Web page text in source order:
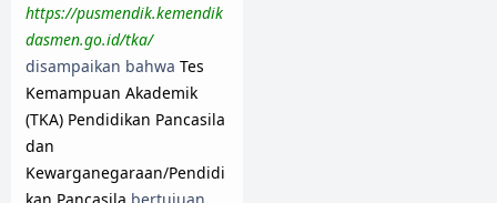
https://pusmendik.kemendik
dasmen.go.id/tka/
disampaikan bahwa Tes
Kemampuan Akademik
(TKA) Pendidikan Pancasila
dan
Kewarganegaraan/Pendidi